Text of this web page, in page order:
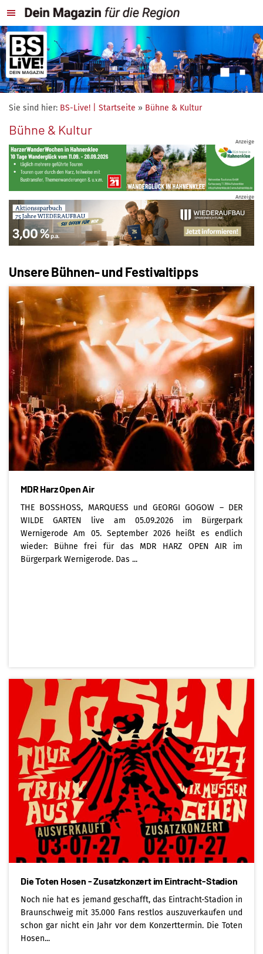
Sie sind hier: BS-Live! | Startseite » Bühne & Kultur
Bühne & Kultur
Anzeige
Anzeige
Unsere Bühnen- und Festivaltipps
MDR Harz Open Air
THE BOSSHOSS, MARQUESS und GEORGI GOGOW – DER
WILDE GARTEN live am 05.09.2026 im Bürgerpark
Wernigerode Am 05. September 2026 heißt es endlich
wieder: Bühne frei für das MDR HARZ OPEN AIR im
Bürgerpark Wernigerode. Das ...
Die Toten Hosen - Zusatzkonzert im Eintracht-Stadion
Noch nie hat es jemand geschafft, das Eintracht-Stadion in
Braunschweig mit 35.000 Fans restlos auszuverkaufen und
schon gar nicht ein Jahr vor dem Konzerttermin. Die Toten
Hosen...